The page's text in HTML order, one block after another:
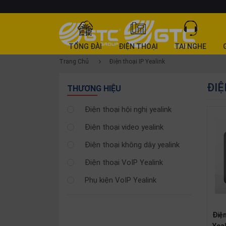
TỔNG ĐÀI ĐIỆN THOẠI TAI NGHE
Trang Chủ Điện thoại IP Yealink
THƯƠNG HIỆU
Điện thoại hội nghị yealink
Điện thoại video yealink
Điện thoại không dây yealink
Điện thoại VoIP Yealink
Phụ kiện VoIP Yealink
MỤC